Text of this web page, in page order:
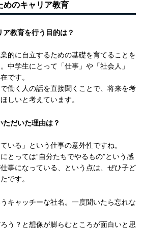
めのキャリア教育
教育を行う目的は？
的に自立するための基礎を育てることを
中学生にとって「仕事」や「社会人」
です。
働く人の話を直接聞くことで、将来を考
しいと考えています。
だいた理由は？
いる」という仕事の意外性ですね。
とっては“自分たちでやるもの”という感
事になっている、という点は、ぜひ子ど
です。
キャッチーな社名。一度聞いたら忘れな
う？と想像が膨らむところが面白いと思